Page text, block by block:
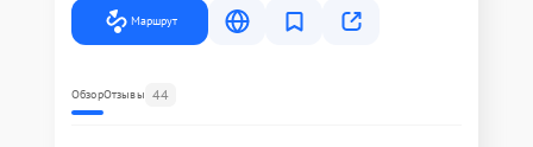
Маршрут
ОбзорОтзывы 44